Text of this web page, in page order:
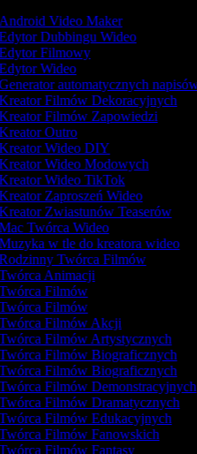
Video Maker
Dubbingu Wideo
Filmowy
Wideo
automatycznych napisów
Filmów Dekoracyjnych
Filmów Zapowiedzi
Outro
Wideo DIY
Wideo Modowych
Wideo TikTok
Zaproszeń Wideo
Zwiastunów Teaserów
Twórca Wideo
w tle do kreatora wideo
Twórca Filmów
Animacji
Filmów
Filmów
Filmów Akcji
Filmów Artystycznych
Filmów Biograficznych
Filmów Biograficznych
Filmów Demonstracyjnych
Filmów Dramatycznych
Filmów Edukacyjnych
Filmów Fanowskich
Filmów Fantasy